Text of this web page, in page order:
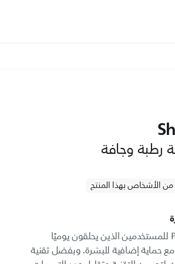
رطبة وجافة
صُممت السلسلة 7000 من Philips للمستخدمين الذين يحلقون يوميًا
حماية إضافية للبشرة. وبفضل تقنية